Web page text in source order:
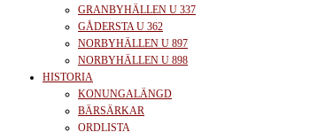
GRANBYHÄLLEN U 337
GÅDERSTA U 362
NORBYHÄLLEN U 897
NORBYHÄLLEN U 898
HISTORIA
KONUNGALÄNGD
BÄRSÄRKAR
ORDLISTA